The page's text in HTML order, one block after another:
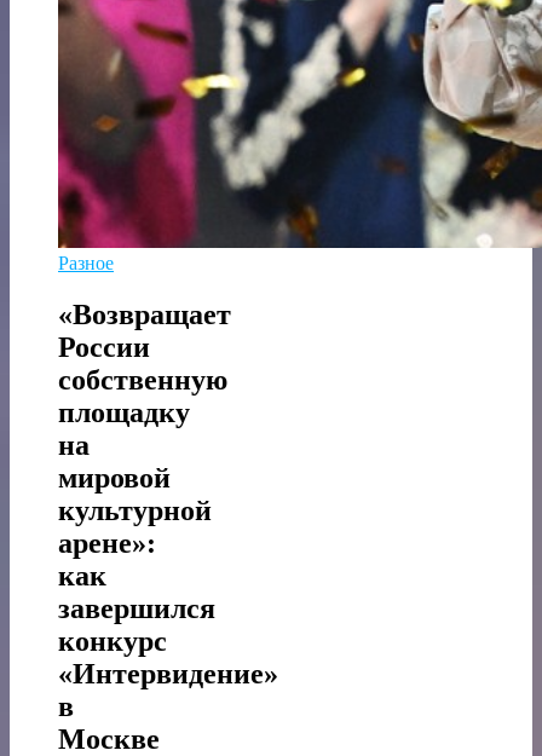
Разное
«Возвращает
России
собственную
площадку
на
мировой
культурной
арене»:
как
завершился
конкурс
«Интервидение»
в
Москве